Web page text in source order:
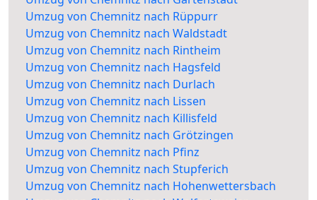
Umzug von Chemnitz nach Rüppurr
Umzug von Chemnitz nach Waldstadt
Umzug von Chemnitz nach Rintheim
Umzug von Chemnitz nach Hagsfeld
Umzug von Chemnitz nach Durlach
Umzug von Chemnitz nach Lissen
Umzug von Chemnitz nach Killisfeld
Umzug von Chemnitz nach Grötzingen
Umzug von Chemnitz nach Pfinz
Umzug von Chemnitz nach Stupferich
Umzug von Chemnitz nach Hohenwettersbach